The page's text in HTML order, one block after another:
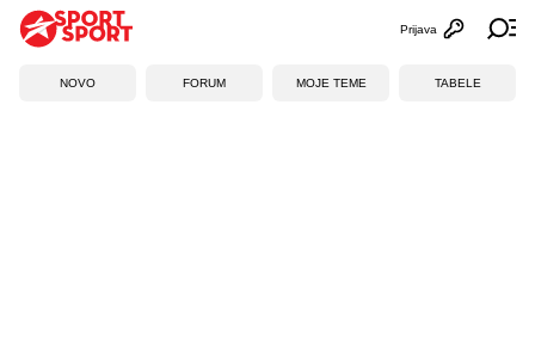
Otvori
Prijava
NOVO FORUM MOJE TEME TABELE